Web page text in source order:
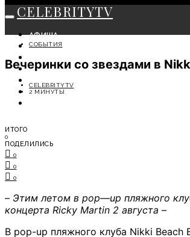
CELEBRITYTV
АФИША
СОБЫТИЯ
МОДА
ЛИЧНОСТЬ
ОТДЫХ
СОБЫТИЯ
Вечеринки со звездами в
CELEBRITYTV
2 МИНУТЫ
ИТОГО
0
ПОДЕЛИЛИСЬ
0
0
0
– Этим летом в pop—up пляжного
концерта Ricky Martin 2 августа –
В pop-up пляжного клуба Nikki